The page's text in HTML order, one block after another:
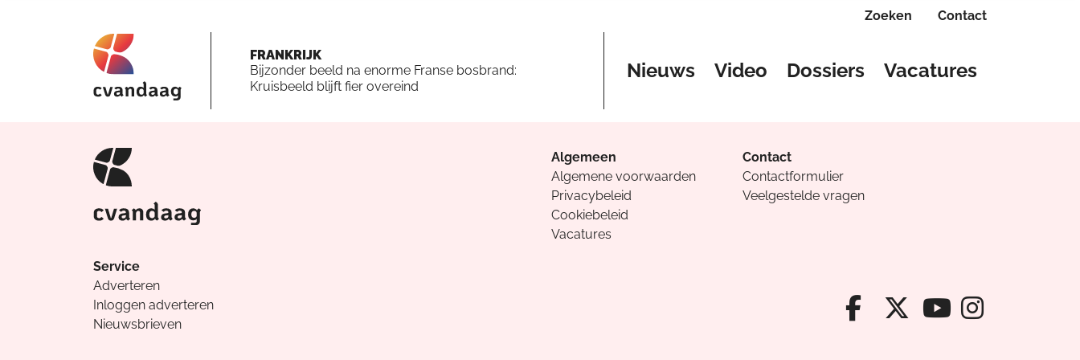
Zoeken Contact
FRANKRIJK
Bijzonder beeld na enorme Franse bosbrand:
Kruisbeeld blijft fier overeind
Nieuws Video Dossiers Vacatures
Algemeen
Algemene voorwaarden
Privacybeleid
Cookiebeleid
Vacatures
Contact
Contactformulier
Veelgestelde vragen
Service
Adverteren
Inloggen adverteren
Nieuwsbrieven
Facebook van
X van